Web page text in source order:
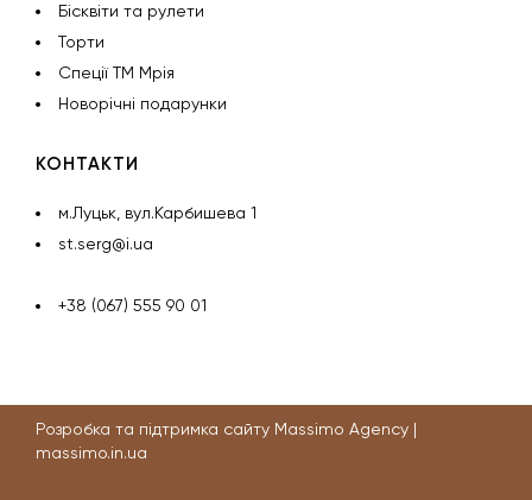
Бісквіти та рулети
Торти
Спеції ТМ Мрія
Новорічні подарунки
КОНТАКТИ
м.Луцьк, вул.Карбишева 1
st.serg@i.ua
+38 (067) 555 90 01
Розробка та підтримка сайту Massimo Agency |
massimo.in.ua